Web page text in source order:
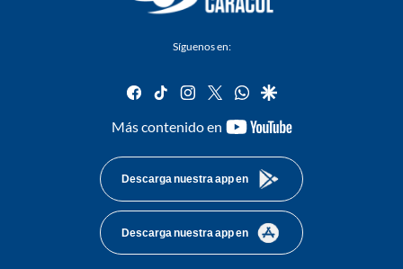
Síguenos en:
facebook
tiktok instagram
twitterwhatsapp
google
Más contenido en
youtube-
Descarga nuestra app en
Descarga nuestra app en